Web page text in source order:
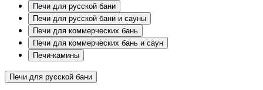
Печи для русской бани
Печи для русской бани и сауны
Печи для коммерческих бань
Печи для коммерческих бань и саун
Печи-камины
Печи для русской бани